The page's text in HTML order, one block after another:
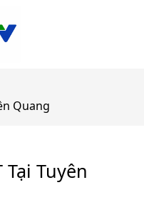
Quang
Tại Tuyên